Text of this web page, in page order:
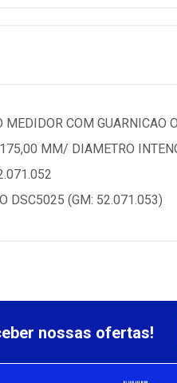
MEDIDOR COM
MM/ DIAMETRO
DSC5025 (GM: 52.071.053)
nossas ofertas!